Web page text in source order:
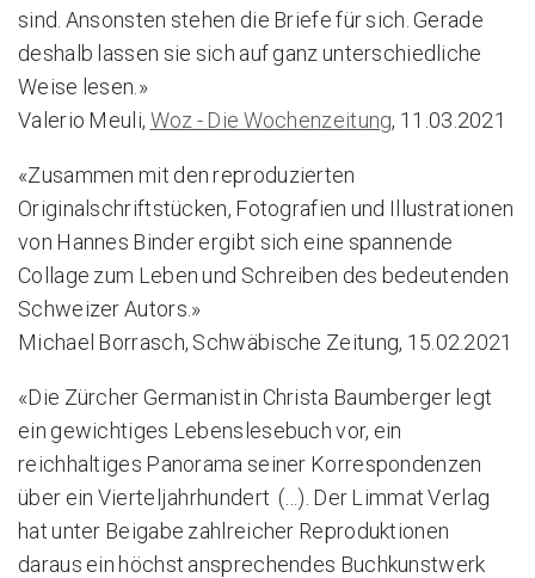
sind. Ansonsten stehen die Briefe für sich. Gerade
deshalb lassen sie sich auf ganz unterschiedliche
Weise lesen.»
Valerio Meuli, Woz - Die Wochenzeitung, 11.03.2021
«Zusammen mit den reproduzierten
Originalschriftstücken, Fotografien und Illustrationen
von Hannes Binder ergibt sich eine spannende
Collage zum Leben und Schreiben des bedeutenden
Schweizer Autors.»
Michael Borrasch, Schwäbische Zeitung, 15.02.2021
«Die Zürcher Germanistin Christa Baumberger legt
ein gewichtiges Lebenslesebuch vor, ein
reichhaltiges Panorama seiner Korrespondenzen
über ein Vierteljahrhundert (…). Der Limmat Verlag
hat unter Beigabe zahlreicher Reproduktionen
daraus ein höchst ansprechendes Buchkunstwerk